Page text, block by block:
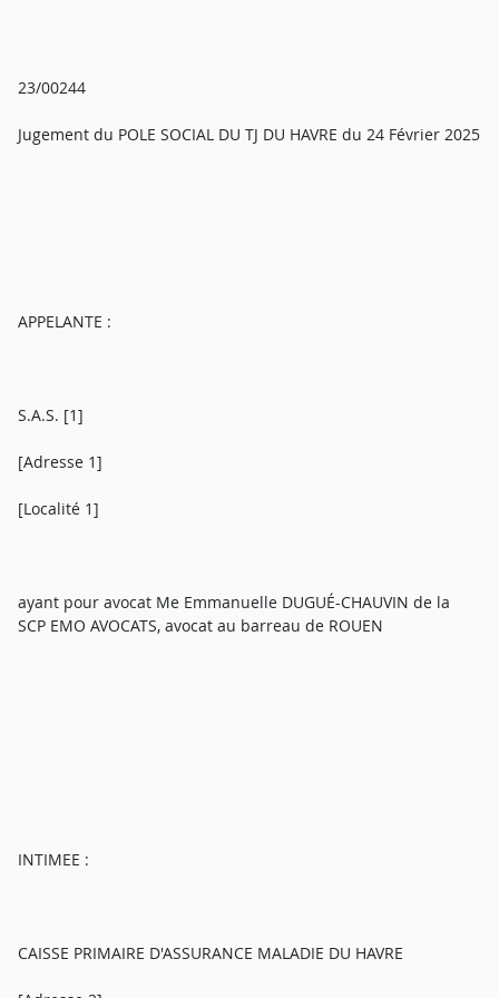
23/00244
Jugement du POLE SOCIAL DU TJ DU HAVRE du 24 Février 2025
APPELANTE :
S.A.S. [1]
[Adresse 1]
[Localité 1]
ayant pour avocat Me Emmanuelle DUGUÉ-CHAUVIN de la
SCP EMO AVOCATS, avocat au barreau de ROUEN
INTIMEE :
CAISSE PRIMAIRE D'ASSURANCE MALADIE DU HAVRE